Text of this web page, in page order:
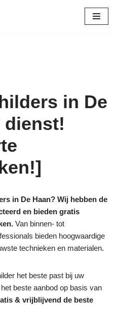
in De
dienst!
in De Haan? Wij hebben de
en bieden gratis
Van binnen- tot
bieden hoogwaardige
technieken en materialen.
het beste past bij uw
beste aanbod op basis van
& vrijblijvend de beste